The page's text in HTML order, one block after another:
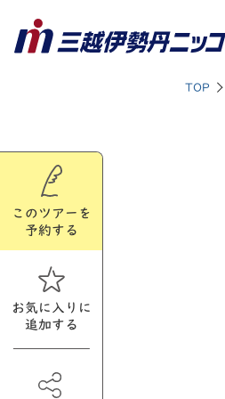
このツアーを
予約する
お気に入りに
追加する
TOP